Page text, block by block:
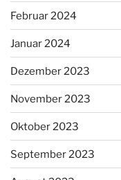
Februar 2024
Januar 2024
Dezember 2023
November 2023
Oktober 2023
September 2023